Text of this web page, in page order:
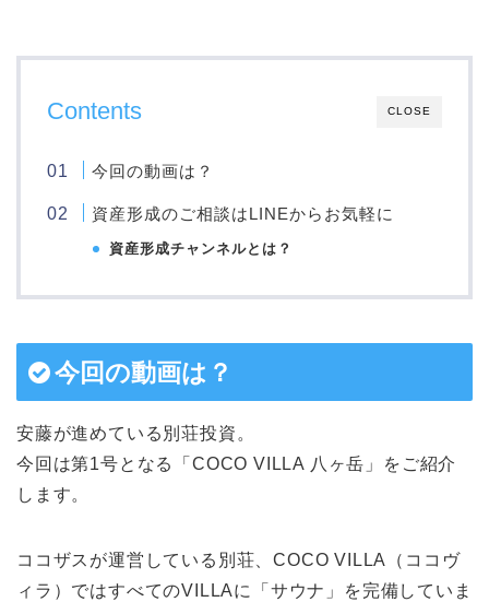
CLOSE
Contents
今回の動画は？
資産形成のご相談はLINEからお気軽に
資産形成チャンネルとは？
今回の動画は？
安藤が進めている別荘投資。
今回は第1号となる「COCO VILLA 八ヶ岳」をご紹介
します。
ココザスが運営している別荘、COCO VILLA（ココヴ
ィラ）ではすべてのVILLAに「サウナ」を完備していま